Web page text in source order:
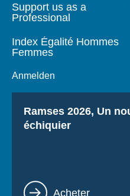
Support us as a
Professional
Index Égalité Hommes
Femmes
Anmelden
Titre
Ramses 2026, Un
échiquier
Lien
Acheter